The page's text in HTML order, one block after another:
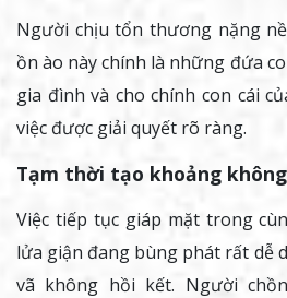
Người chịu tổn thương nặng
ồn ào này chính là những đứa
gia đình và cho chính con cái
việc được giải quyết rõ ràng.
Tạm thời tạo khoảng
Việc tiếp tục giáp mặt trong
lửa giận đang bùng phát rất dễ
vã không hồi kết. Người